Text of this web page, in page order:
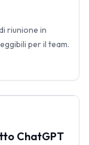
riunione in
per il team.
ChatGPT